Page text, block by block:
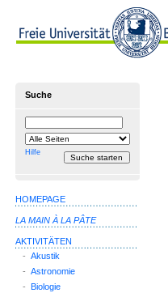
Suche
einschränken
Hilfe
HOMEPAGE
LA MAIN À LA PÂTE
AKTIVITÄTEN
- Akustik
- Astronomie
- Biologie